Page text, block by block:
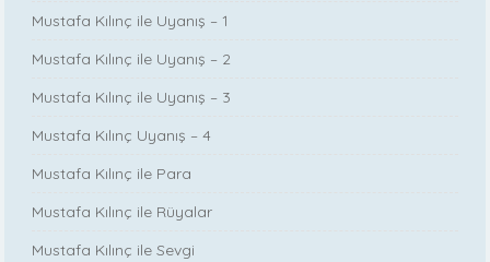
Mustafa Kılınç ile Uyanış – 1
Mustafa Kılınç ile Uyanış – 2
Mustafa Kılınç ile Uyanış – 3
Mustafa Kılınç Uyanış – 4
Mustafa Kılınç ile Para
Mustafa Kılınç ile Rüyalar
Mustafa Kılınç ile Sevgi